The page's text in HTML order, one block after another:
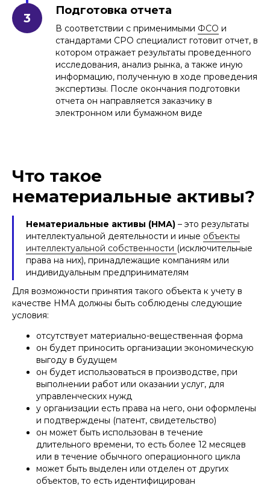
Подготовка отчета
В соответствии с применимыми ФСО и
стандартами СРО специалист готовит отчет, в
котором отражает результаты проведенного
исследования, анализ рынка, а также иную
информацию, полученную в ходе проведения
экспертизы. После окончания подготовки
отчета он направляется заказчику в
электронном или бумажном виде
Что такое
нематериальные активы?
Нематериальные активы (НМА) – это результаты
интеллектуальной деятельности и иные объекты
интеллектуальной собственности (исключительные
права на них), принадлежащие компаниям или
индивидуальным предпринимателям
Для возможности принятия такого объекта к учету в
качестве НМА должны быть соблюдены следующие
условия:
отсутствует материально-вещественная форма
он будет приносить организации экономическую
выгоду в будущем
он будет использоваться в производстве, при
выполнении работ или оказании услуг, для
управленческих нужд
у организации есть права на него, они оформлены
и подтверждены (патент, свидетельство)
он может быть использован в течение
длительного времени, то есть более 12 месяцев
или в течение обычного операционного цикла
может быть выделен или отделен от других
объектов, то есть идентифицирован